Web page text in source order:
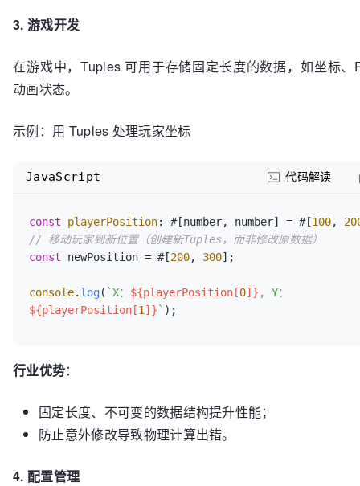
3. 游戏开发
在游戏中，Tuples 可用于存储固定长度的数据，如坐标、
动画状态。
示例：用 Tuples 处理玩家坐标
const playerPosition: #[number, number] = #[100,
// 移动玩家到新位置（创建新Tuples，而非修改原数据）
const newPosition = #[200, 300];
console. log ( `X： ${playerPosition[0]} , Y：
${playerPosition[1 ]} `
JavaScript 代码解读
行业优势：
固定长度、不可变的数据结构提升性能；
防止意外修改导致物理计算出错。
4. 配置管理